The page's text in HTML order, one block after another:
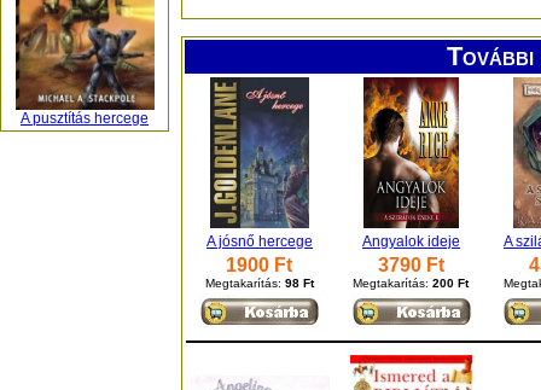
A pusztítás hercege
A jósnő hercege Angyalok ideje A
1900 Ft
Megtakarítás: 98 Ft
3790 Ft
Megtakarítás:200 Ft